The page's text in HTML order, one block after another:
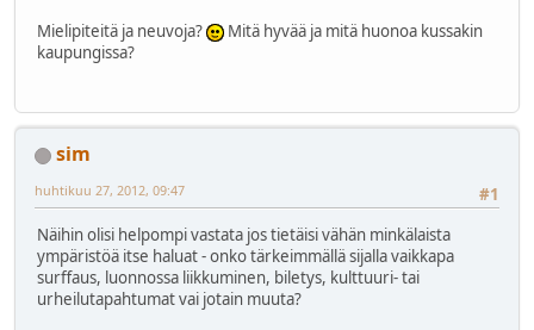
Mielipiteitä ja neuvoja?
Mitä hyvää ja mitä huonoa kussakin
kaupungissa?
sim
#1
huhtikuu 27, 2012, 09:47
Näihin olisi helpompi vastata jos tietäisi vähän minkälaista
ympäristöä itse haluat - onko tärkeimmällä sijalla vaikkapa
surffaus, luonnossa liikkuminen, biletys, kulttuuri- tai
urheilutapahtumat vai jotain muuta?